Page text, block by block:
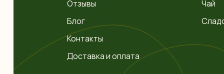
Отзывы
Блог
Доставка и оплата
Чай
Контакты